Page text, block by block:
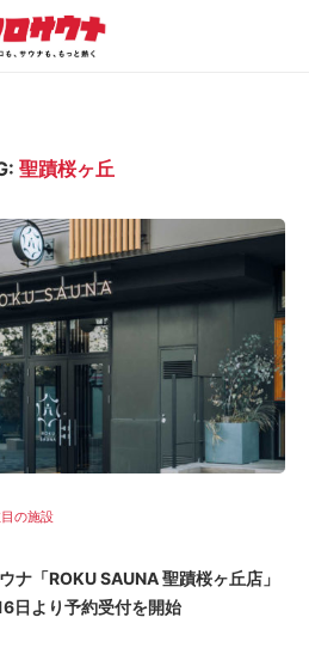
聖蹟桜ヶ丘
の施設
ナ「ROKU SAUNA 聖蹟桜ヶ丘店」
日より予約受付を開始